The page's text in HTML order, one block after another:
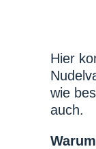
Hier
wie
auch.